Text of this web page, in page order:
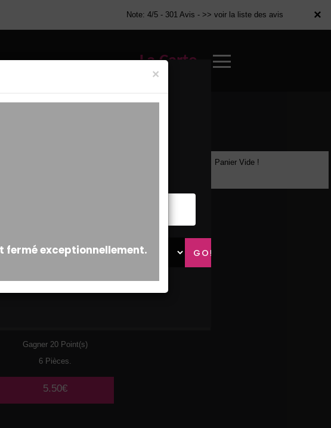
×
Note: 4/5 - 301 Avis - >> voir la liste des avis
La Carte
×
Gagner 20 Point(s)
6 Pièces.
5.50€
Panier Vide !
×